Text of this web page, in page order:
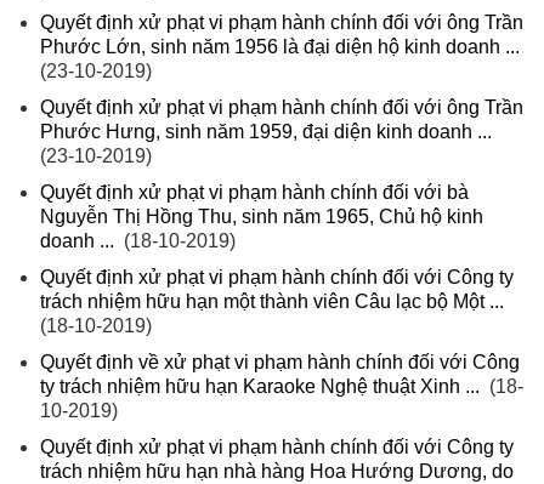
Quyết định xử phạt vi phạm hành chính đối với ông Trần
Phước Lớn, sinh năm 1956 là đại diện hộ kinh doanh ...
(23-10-2019)
Quyết định xử phạt vi phạm hành chính đối với ông Trần
Phước Hưng, sinh năm 1959, đại diện kinh doanh ...
(23-10-2019)
Quyết định xử phạt vi phạm hành chính đối với bà
Nguyễn Thị Hồng Thu, sinh năm 1965, Chủ hộ kinh
doanh ... (18-10-2019)
Quyết định xử phạt vi phạm hành chính đối với Công ty
trách nhiệm hữu hạn một thành viên Câu lạc bộ Một ...
(18-10-2019)
Quyết định về xử phạt vi phạm hành chính đối với Công
ty trách nhiệm hữu hạn Karaoke Nghệ thuật Xinh ... (18-
10-2019)
Quyết định xử phạt vi phạm hành chính đối với Công ty
trách nhiệm hữu hạn nhà hàng Hoa Hướng Dương, do